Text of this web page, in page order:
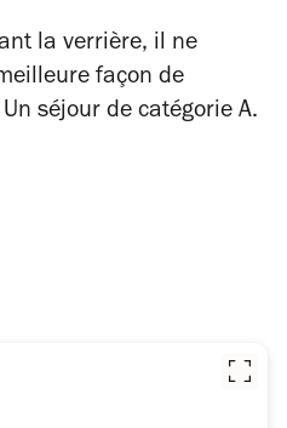
la verrière, il ne
façon de
séjour de catégorie A.